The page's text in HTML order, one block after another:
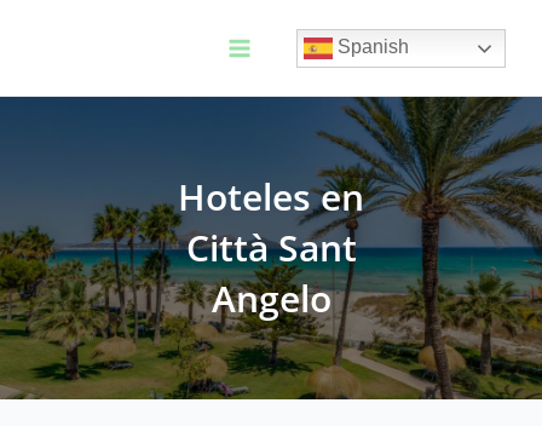
Main
Spanish
Hoteles en
Città Sant
Angelo